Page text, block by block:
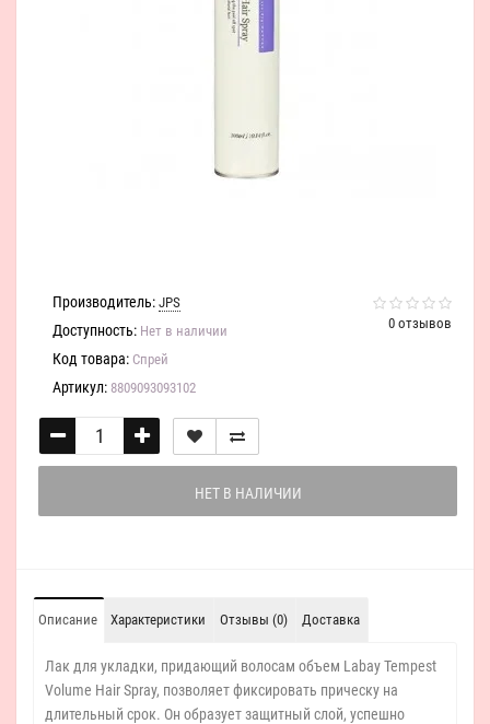
0 отзывов
Производитель: JPS
Доступность: Нет в наличии
Код товара: Спрей
Артикул: 8809093093102
НЕТ В НАЛИЧИИ
Описание Характеристики Отзывы (0) Доставка
Лак для укладки, придающий волосам объем Labay Tempest
Volume Hair Spray, позволяет фиксировать прическу на
длительный срок. Он образует защитный слой, успешно